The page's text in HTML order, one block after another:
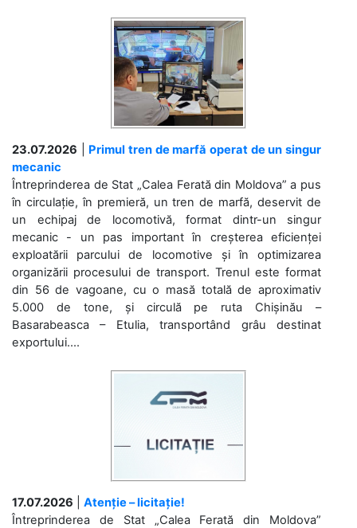
23.07.2026
Primul tren de marfă operat de un singur
mecanic
Întreprinderea de Stat „Calea Ferată din Moldova” a pus
în circulație, în premieră, un tren de marfă, deservit de
un echipaj de locomotivă, format dintr-un singur
mecanic - un pas important în creșterea eficienței
exploatării parcului de locomotive și în optimizarea
organizării procesului de transport. Trenul este format
din 56 de vagoane, cu o masă totală de aproximativ
5.000 de tone, și circulă pe ruta Chișinău –
Basarabeasca – Etulia, transportând grâu destinat
exportului....
17.07.2026
Atenție – licitație!
Întreprinderea de Stat „Calea Ferată din Moldova”